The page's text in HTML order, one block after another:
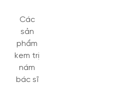
Các
sản
phẩm
kem trị
nám
bác sĩ